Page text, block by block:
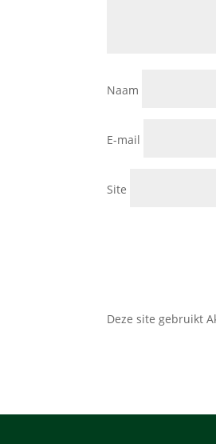
Naam
E-mail
Site
Deze site gebruikt